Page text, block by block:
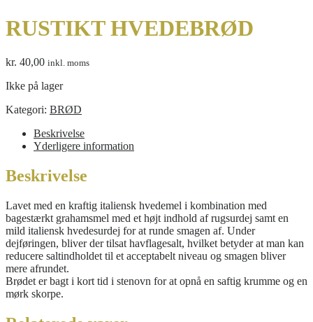
RUSTIKT HVEDEBRØD
kr. 40,00 inkl. moms
Ikke på lager
Kategori: BRØD
Beskrivelse
Yderligere information
Beskrivelse
Lavet med en kraftig italiensk hvedemel i kombination med
bagestærkt grahamsmel med et højt indhold af rugsurdej samt en
mild italiensk hvedesurdej for at runde smagen af. Under
dejføringen, bliver der tilsat havflagesalt, hvilket betyder at man kan
reducere saltindholdet til et acceptabelt niveau og smagen bliver
mere afrundet.
Brødet er bagt i kort tid i stenovn for at opnå en saftig krumme og en
mørk skorpe.